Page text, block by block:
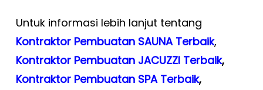
Untuk informasi lebih lanjut tentang
Kontraktor Pembuatan SAUNA Terbaik,
Kontraktor Pembuatan JACUZZI Terbaik,
Kontraktor Pembuatan SPA Terbaik,